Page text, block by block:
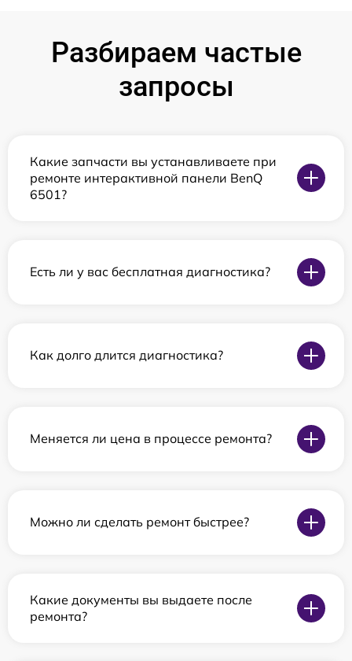
Разбираем частые
запросы
Какие запчасти вы устанавливаете при
ремонте интерактивной панели BenQ
6501?
Есть ли у вас бесплатная диагностика?
Как долго длится диагностика?
Меняется ли цена в процессе ремонта?
Можно ли сделать ремонт быстрее?
Какие документы вы выдаете после
ремонта?